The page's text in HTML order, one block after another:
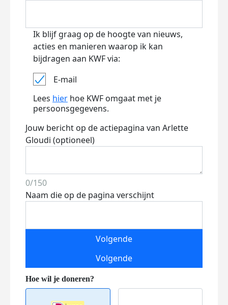
Ik blijf graag op de hoogte van nieuws,
acties en manieren waarop ik kan
bijdragen aan KWF via:
E-mail
Lees hier hoe KWF omgaat met je
persoonsgegevens.
Jouw bericht op de actiepagina van Arlette
Gloudi (optioneel)
0/150
Naam die op de pagina verschijnt
Volgende
Volgende